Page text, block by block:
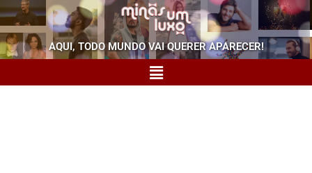
AQUI, TODO MUNDO VAI QUERER APARECER!